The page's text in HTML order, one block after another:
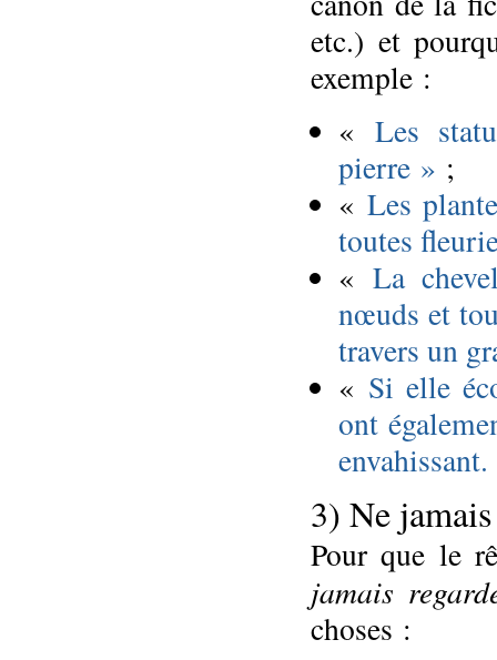
etc.) et
exemple :
«Les
pierre » ;
« Les
toutes
« La
nœuds et
travers un
« Si elle
ont
3) Ne
Pour que le
jamais
choses :